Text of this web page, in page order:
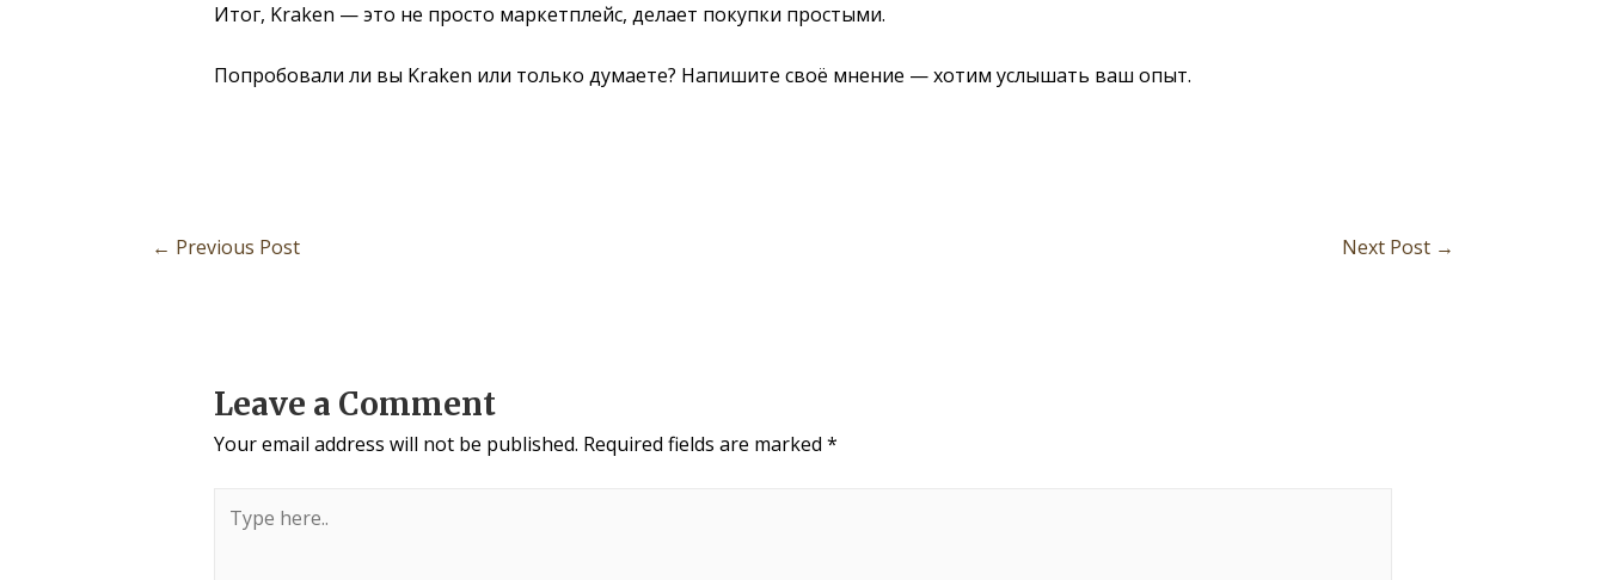
Итог, Kraken — это не просто маркетплейс, делает покупки простыми.
Попробовали ли вы Kraken или только думаете? Напишите своё мнение — хотим услышать ваш опыт.
← Previous Post Next Post →
Leave a Comment
Your email address will not be published. Required fields are marked *